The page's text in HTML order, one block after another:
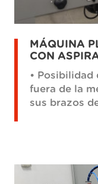
MÁQUINA
CON
• Posibilidad
fuera de la
sus brazos